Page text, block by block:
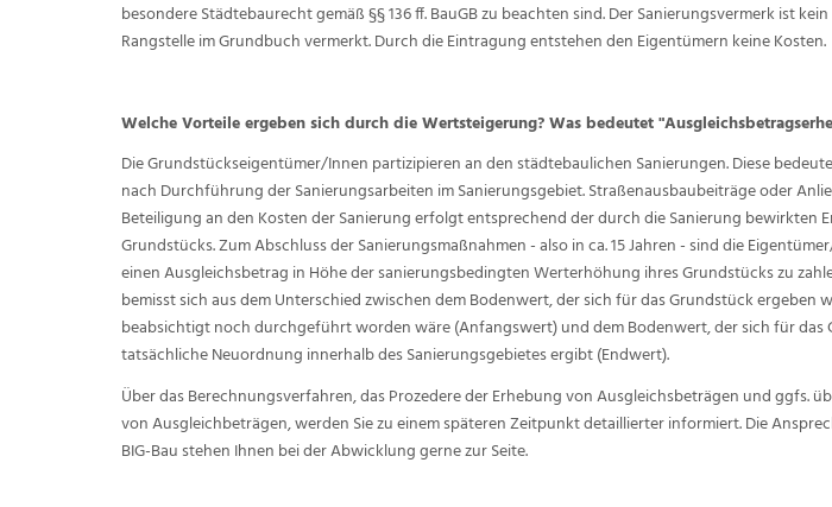
besondere Städtebaurecht gemäß §§ 136 ff. BauGB zu beachten sind. Der Sanierungsvermerk ist
Rangstelle im Grundbuch vermerkt. Durch die Eintragung entstehen den Eigentümern keine Kosten.
Welche Vorteile ergeben sich durch die Wertsteigerung? Was bedeutet
Die Grundstückseigentümer/Innen partizipieren an den städtebaulichen Sanierungen. Diese
nach Durchführung der Sanierungsarbeiten im Sanierungsgebiet. Straßenausbaubeiträge oder
Beteiligung an den Kosten der Sanierung erfolgt entsprechend der durch die Sanierung bewirkten
Grundstücks. Zum Abschluss der Sanierungsmaßnahmen - also in ca. 15 Jahren - sind die
einen Ausgleichsbetrag in Höhe der sanierungsbedingten Werterhöhung ihres Grundstücks zu
bemisst sich aus dem Unterschied zwischen dem Bodenwert, der sich für das Grundstück ergeben
beabsichtigt noch durchgeführt worden wäre (Anfangswert) und dem Bodenwert, der sich für
tatsächliche Neuordnung innerhalb des Sanierungsgebietes ergibt (Endwert).
Über das Berechnungsverfahren, das Prozedere der Erhebung von Ausgleichsbeträgen und ggfs.
von Ausgleichbeträgen, werden Sie zu einem späteren Zeitpunkt detaillierter informiert. Die
BIG-Bau stehen Ihnen bei der Abwicklung gerne zur Seite.